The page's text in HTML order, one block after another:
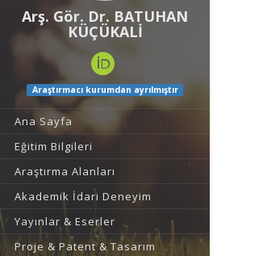
Arş. Gör. Dr. BATUHAN
KÜÇÜKALİ
Araştırmacı kurumdan ayrılmıştır
Ana Sayfa
Eğitim Bilgileri
Araştırma Alanları
Akademik İdari Deneyim
Yayınlar & Eserler
Proje & Patent & Tasarım